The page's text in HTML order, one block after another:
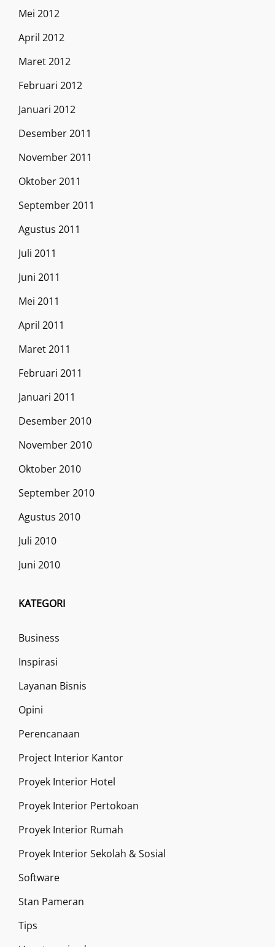
Mei 2012
April 2012
Maret 2012
Februari 2012
Januari 2012
Desember 2011
November 2011
Oktober 2011
September 2011
Agustus 2011
Juli 2011
Juni 2011
Mei 2011
April 2011
Maret 2011
Februari 2011
Januari 2011
Desember 2010
November 2010
Oktober 2010
September 2010
Agustus 2010
Juli 2010
Juni 2010
KATEGORI
Business
Inspirasi
Layanan Bisnis
Opini
Perencanaan
Project Interior Kantor
Proyek Interior Hotel
Proyek Interior Pertokoan
Proyek Interior Rumah
Proyek Interior Sekolah & Sosial
Software
Stan Pameran
Tips